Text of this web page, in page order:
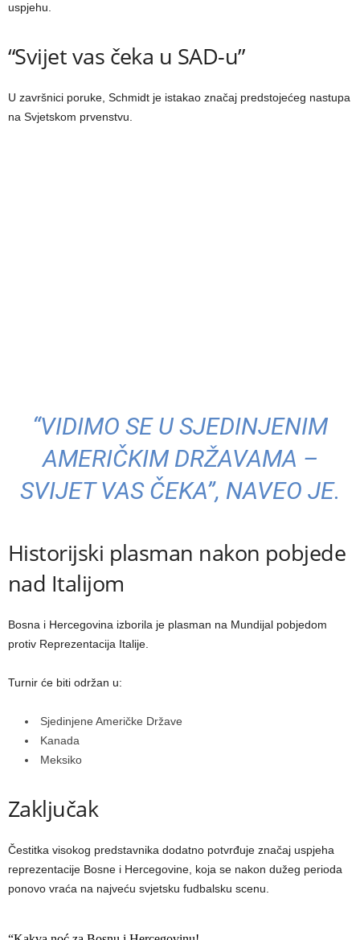
uspjehu.
“Svijet vas čeka u SAD-u”
U završnici poruke, Schmidt je istakao značaj predstojećeg nastupa
na Svjetskom prvenstvu.
“VIDIMO SE U SJEDINJENIM
AMERIČKIM DRŽAVAMA –
SVIJET VAS ČEKA”, NAVEO JE.
Historijski plasman nakon pobjede
nad Italijom
Bosna i Hercegovina izborila je plasman na Mundijal pobjedom
protiv Reprezentacija Italije.
Turnir će biti održan u:
Sjedinjene Američke Države
Kanada
Meksiko
Zaključak
Čestitka visokog predstavnika dodatno potvrđuje značaj uspjeha
reprezentacije Bosne i Hercegovine, koja se nakon dužeg perioda
ponovo vraća na najveću svjetsku fudbalsku scenu.